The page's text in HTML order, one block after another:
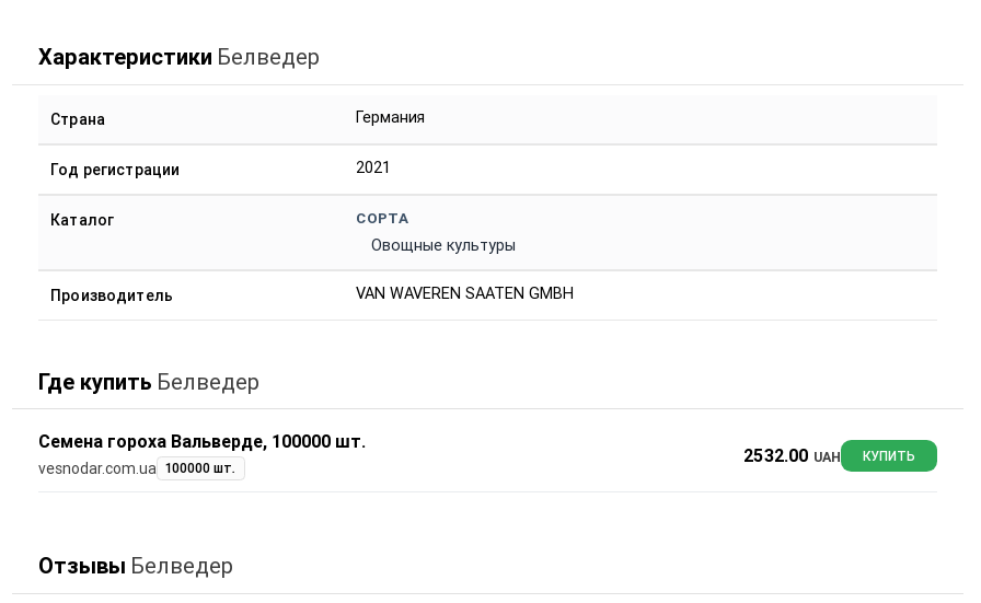
Характеристики Белведер
Страна Германия
Год регистрации 2021
Каталог СОРТА
Овощные культуры
Производитель VAN WAVEREN SAATEN GMBH
Где купить Белведер
Семена гороха Вальверде, 100000 шт.
vesnodar.com.ua 100000 шт.
2532.00 UAH КУПИТЬ
Отзывы Белведер